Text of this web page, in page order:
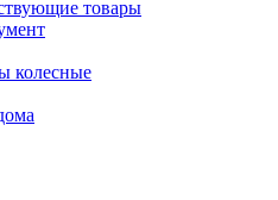
товары
колесные